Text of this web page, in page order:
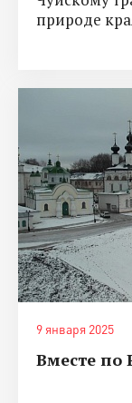
природе
9 января 2025
Вместе по